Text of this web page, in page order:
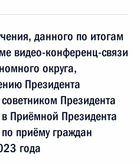
данного по итогам
видео-конференц-связи
округа,
Президента
Президента
Приёмной Президента
приёму граждан
года